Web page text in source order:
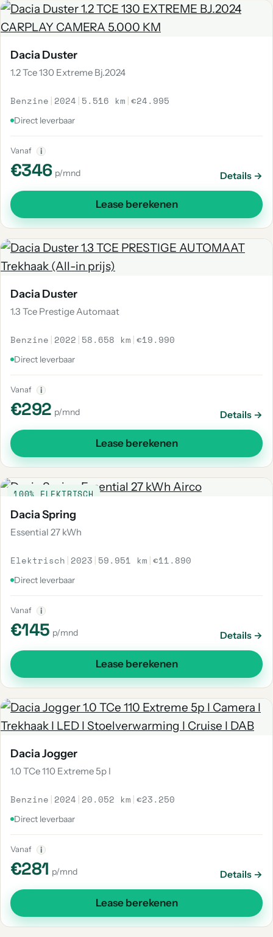
Dacia Duster
1.2 Tce 130 Extreme Bj.2024
Benzine | 2024 | 5.516 km |€24.995
Direct leverbaar
Vanaf i
€346 p/mnd Details →
Lease berekenen
Dacia Duster
1.3 Tce Prestige Automaat
Benzine | 2022 | 58.658 km |€19.990
Direct leverbaar
Vanaf i
€292 p/mnd Details →
Lease berekenen
100% ELEKTRISCH
Dacia Spring
Essential 27 kWh
Elektrisch | 2023 | 59.951 km |€11.890
Direct leverbaar
Vanaf i
€145 p/mnd Details →
Lease berekenen
Dacia Jogger
1.0 TCe 110 Extreme 5p I
Benzine | 2024 | 20.052 km |€23.250
Direct leverbaar
Vanaf i
€281 p/mnd Details →
Lease berekenen